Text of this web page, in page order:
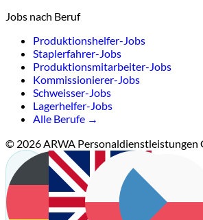
Jobs nach Beruf
Produktionshelfer-Jobs
Staplerfahrer-Jobs
Produktionsmitarbeiter-Jobs
Kommissionierer-Jobs
Schweisser-Jobs
Lagerhelfer-Jobs
Alle Berufe →
© 2026 ARWA Personaldienstleistungen
Deutsch English